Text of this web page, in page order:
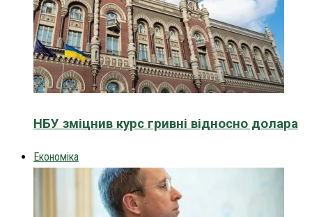
НБУ зміцнив курс гривні відносно долара
Економіка